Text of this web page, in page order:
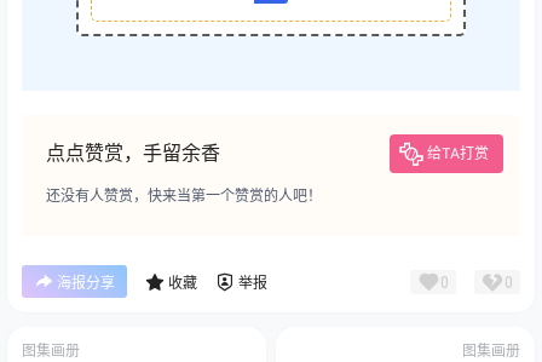
点点赞赏，手留余香 给TA打赏
还没有人赞赏，快来当第一个赞赏的人吧！
海报分享 收藏 举报 0 0
图集画册 图集画册